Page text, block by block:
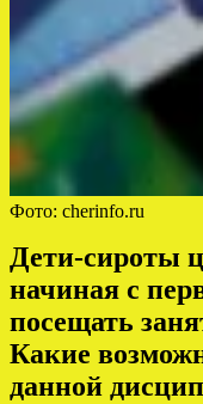
Фото: cherinfo.ru
Дети-сироты
начиная с
посещать
Какие
данной